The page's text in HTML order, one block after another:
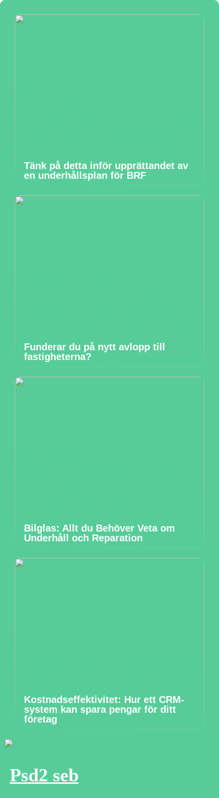
Tänk på detta inför upprättandet av
en underhållsplan för BRF
Funderar du på nytt avlopp till
fastigheterna?
Bilglas: Allt du Behöver Veta om
Underhåll och Reparation
Kostnadseffektivitet: Hur ett CRM-
system kan spara pengar för ditt
företag
Psd2 seb